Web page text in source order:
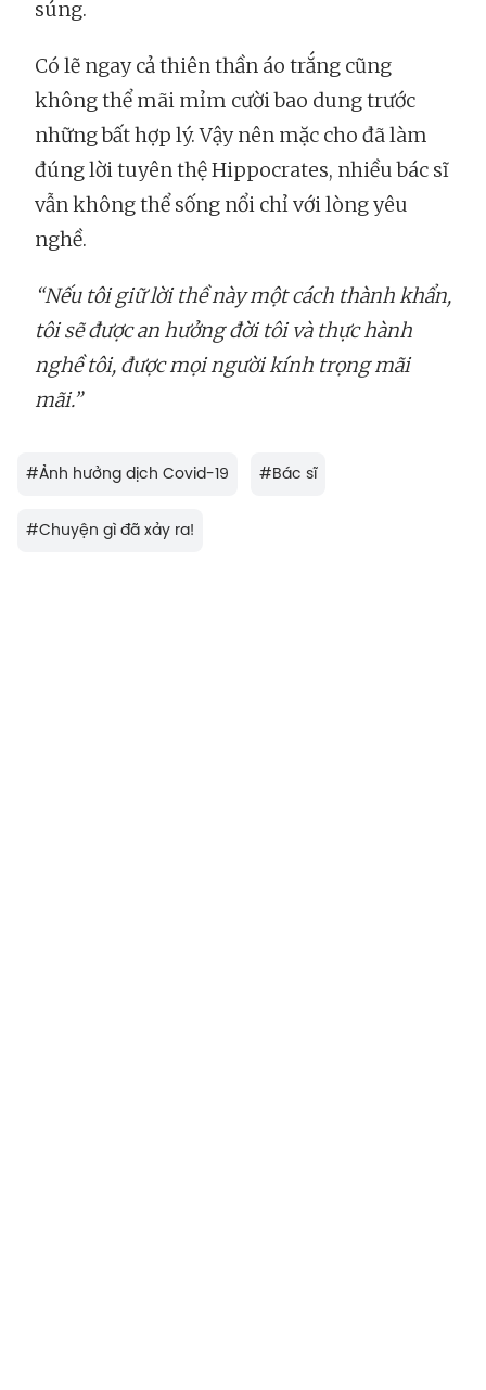
súng.
Có lẽ ngay cả thiên thần áo trắng cũng
không thể mãi mỉm cười bao dung trước
những bất hợp lý. Vậy nên mặc cho đã làm
đúng lời tuyên thệ Hippocrates, nhiều bác sĩ
vẫn không thể sống nổi chỉ với lòng yêu
nghề.
“Nếu tôi giữ lời thề này một cách thành khẩn,
tôi sẽ được an hưởng đời tôi và thực hành
nghề tôi, được mọi người kính trọng mãi
mãi.”
#Ảnh hưởng dịch Covid-19 #Bác sĩ
#Chuyện gì đã xảy ra!